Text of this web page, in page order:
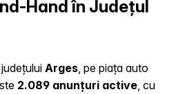
Hand în Județul
Arges , pe piața auto
2.089 anunțuri active , cu